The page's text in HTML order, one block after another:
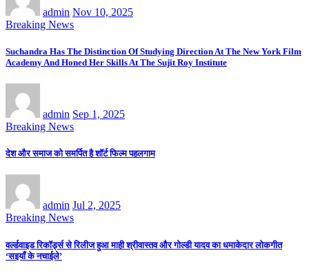
admin Nov 10, 2025
Breaking News
Suchandra Has The Distinction Of Studying Direction At The New York Film
Academy And Honed Her Skills At The Sujit Roy Institute
admin Sep 1, 2025
Breaking News
देश और समाज को समर्पित है शॉर्ट फिल्म पहलगाम
admin Jul 2, 2025
Breaking News
वर्ल्डवाइड रिकॉर्ड्स से रिलीज हुआ माही श्रीवास्तव और गोल्डी यादव का धमाकेदार लोकगीत
‘सइयाँ के नचाईले’